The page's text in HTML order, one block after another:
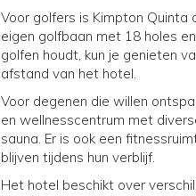
Voor golfers is Kimpton
eigen golfbaan met 18 holes
golfen houdt, kun je genieten
afstand van het hotel.
Voor degenen die willen
en wellnesscentrum met
sauna. Er is ook een
blijven tijdens hun verblijf.
Het hotel beschikt over